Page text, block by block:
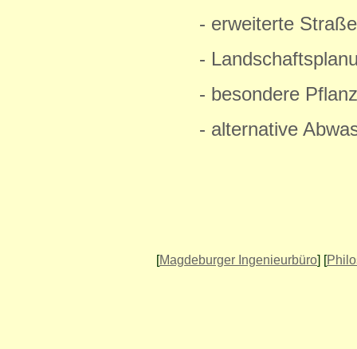
- erweiterte
-
- besondere
- alternative
[Magdeburger Ingenieurbüro] [